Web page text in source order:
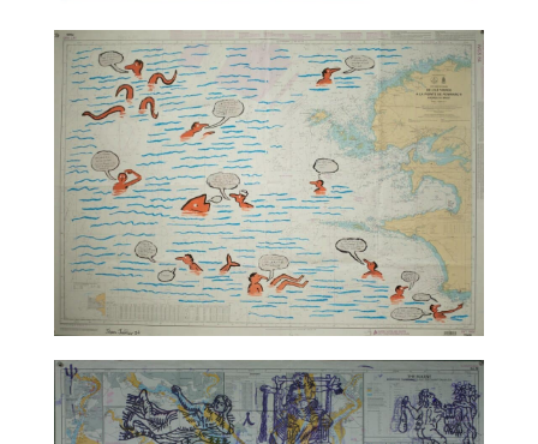
TALC02-23 – Jean-Charles de Castelbajac
TALC02-24 – Jean Jullien